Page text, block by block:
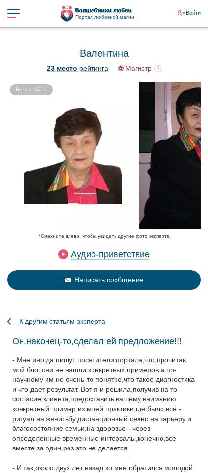
Портал любовной магии
Войти
Валентина
Нет на сайте
Магистр
23 место рейтинга
*Смахните влево, чтобы увидеть другие фото эксперта
Аудио-приветствие
Написать сообщение
К другим статьям эксперта
Он,наконец-то,сделал ей предложение!!!
- Мне иногда пишут посетители портала,что,прочитав
мой блог,они не нашли конкретных примеров,а по-
научному им не очень-то понятно,что такое диагностика
и что дает результат. Вот я и решила,получив на то
согласие клиента,предоставить вашему вниманию
конкретный пример из моей практики,где было всё -
ритуал на женитьбу,дистанционный сеанс на карьеру и
благосостояние семьи,на здоровье - через
определенные временные интервалы,конечно,все
вместе за один раз это не делается.
- И так,около двух лет назад ко мне обратился молодой